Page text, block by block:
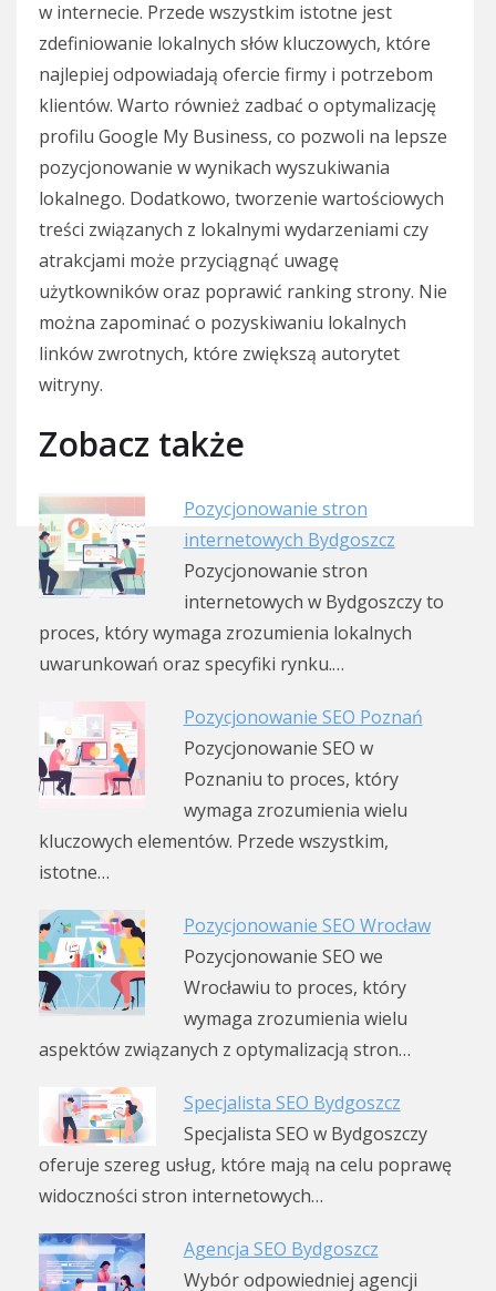
w internecie. Przede wszystkim istotne jest
zdefiniowanie lokalnych słów kluczowych, które
najlepiej odpowiadają ofercie firmy i potrzebom
klientów. Warto również zadbać o optymalizację
profilu Google My Business, co pozwoli na lepsze
pozycjonowanie w wynikach wyszukiwania
lokalnego. Dodatkowo, tworzenie wartościowych
treści związanych z lokalnymi wydarzeniami czy
atrakcjami może przyciągnąć uwagę
użytkowników oraz poprawić ranking strony. Nie
można zapominać o pozyskiwaniu lokalnych
linków zwrotnych, które zwiększą autorytet
witryny.
Zobacz także
Pozycjonowanie stron
internetowych Bydgoszcz
Pozycjonowanie stron
internetowych w Bydgoszczy to
proces, który wymaga zrozumienia lokalnych
uwarunkowań oraz specyfiki rynku.…
Pozycjonowanie SEO Poznań
Pozycjonowanie SEO w
Poznaniu to proces, który
wymaga zrozumienia wielu
kluczowych elementów. Przede wszystkim,
istotne…
Pozycjonowanie SEO Wrocław
Pozycjonowanie SEO we
Wrocławiu to proces, który
wymaga zrozumienia wielu
aspektów związanych z optymalizacją stron…
Specjalista SEO Bydgoszcz
Specjalista SEO w Bydgoszczy
oferuje szereg usług, które mają na celu poprawę
widoczności stron internetowych…
Agencja SEO Bydgoszcz
Wybór odpowiedniej agencji